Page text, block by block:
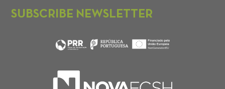
SUBSCRIBE NEWSLETTER